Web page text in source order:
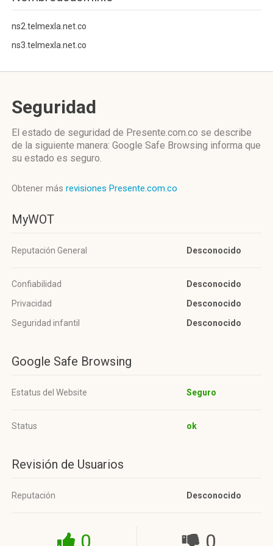
ns2.telmexla.net.co
ns3.telmexla.net.co
Seguridad
El estado de seguridad de Presente.com.co se describe
de la siguiente manera: Google Safe Browsing informa que
su estado es seguro.
Obtener más revisiones Presente.com.co
MyWOT
Reputación General Desconocido
Confiabilidad
Desconocido
Privacidad
Desconocido
Seguridad infantil
Desconocido
Google Safe Browsing
Estatus del Website Seguro
Status ok
Revisión de Usuarios
Reputación Desconocido
0 0